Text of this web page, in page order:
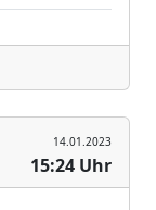
14.01.2023
15:24 Uhr